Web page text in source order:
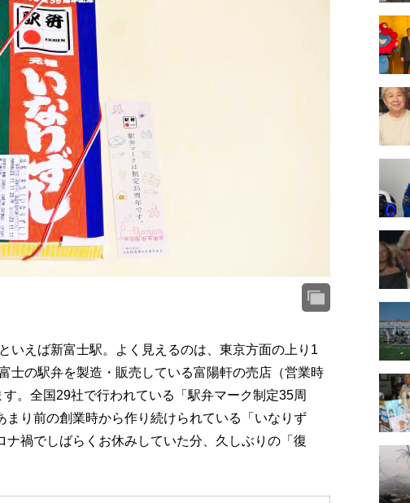
いえば新富士駅。よく見えるのは、東京方面の上り1
士の駅弁を製造・販売している富陽軒の売店（営業時
。全国29社で行われている「駅弁マーク制定35周
り前の創業時から作り続けられている「いなりず
ナ禍でしばらくお休みしていた分、久しぶりの「復